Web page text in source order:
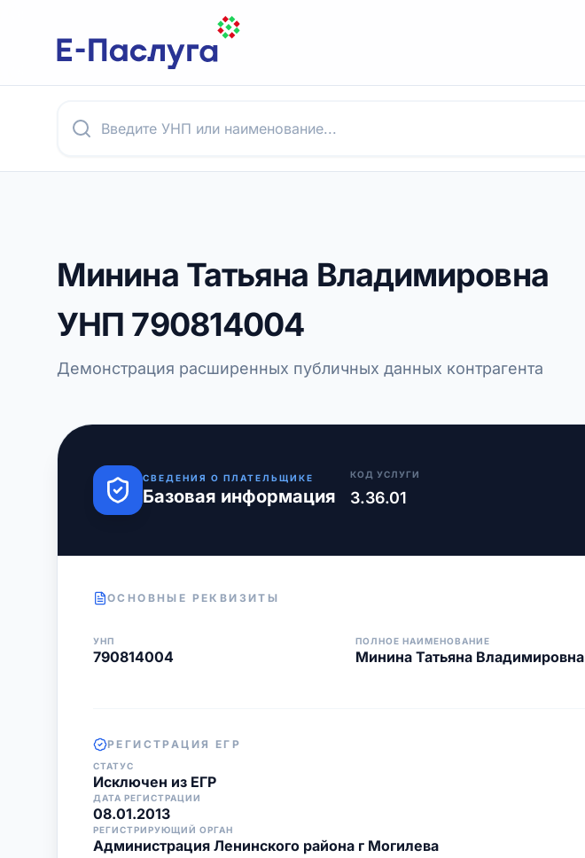
Минина Татьяна Владимировна
УНП 790814004
Демонстрация расширенных публичных данных контрагента
СВЕДЕНИЯ О ПЛАТЕЛЬЩИКЕ
Базовая информация
КОД УСЛУГИ
3.36.01
ОСНОВНЫЕ РЕКВИЗИТЫ
УНП
790814004
ПОЛНОЕ НАИМЕНОВАНИЕ
Минина Татьяна Владимировна
РЕГИСТРАЦИЯ ЕГР
СТАТУС
Исключен из ЕГР
ДАТА РЕГИСТРАЦИИ
08.01.2013
РЕГИСТРИРУЮЩИЙ ОРГАН
Администрация Ленинского района г Могилева